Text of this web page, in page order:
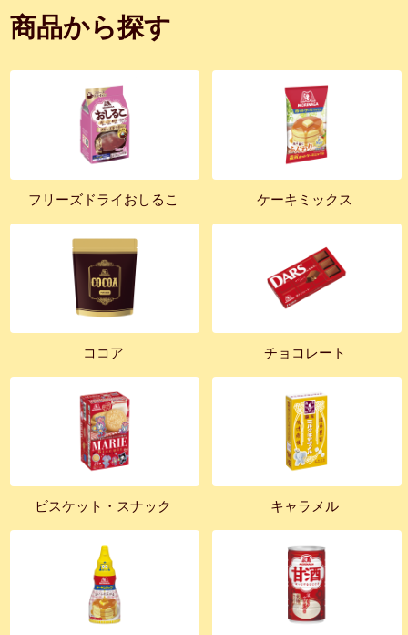
商品から探す
フリーズドライおしるこ ケーキミックス
ココア チョコレート
ビスケット・スナック キャラメル